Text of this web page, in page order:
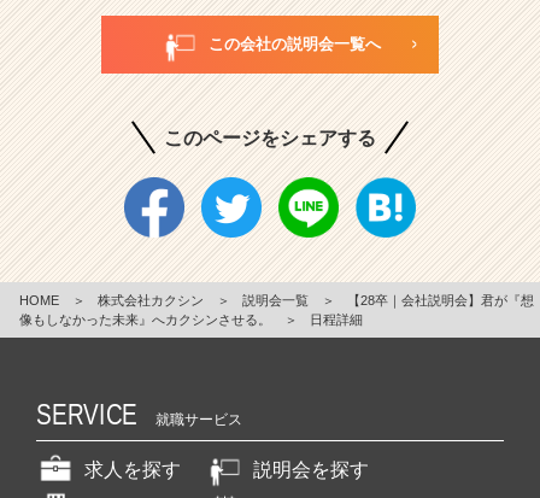
この会社の説明会一覧へ
このページをシェアする
HOME ＞ 株式会社カクシン ＞ 説明会一覧 ＞
【28卒｜会社説明会】君が『想
像もしなかった未来』へカクシンさせる。
＞ 日程詳細
SERVICE 就職サービス
求人を探す
説明会を探す